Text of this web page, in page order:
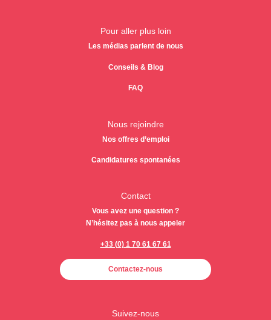
Pour aller plus loin
Les médias parlent de nous
Conseils & Blog
FAQ
Nous rejoindre
Nos offres d’emploi
Candidatures spontanées
Contact
Vous avez une question ?
N’hésitez pas à nous appeler
+33 (0) 1 70 61 67 61
Contactez-nous
Suivez-nous